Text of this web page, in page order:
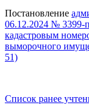
Постановление
06.12.2024 № 3399-
кадастровым
выморочного
51)
Список ранее